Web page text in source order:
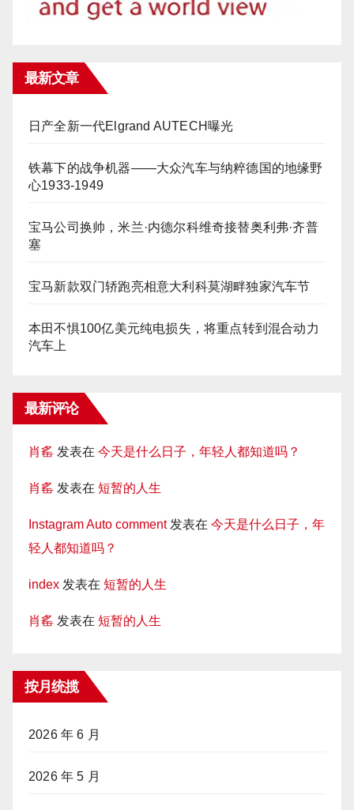
最新文章
日产全新一代Elgrand AUTECH曝光
铁幕下的战争机器——大众汽车与纳粹德国的地缘野
心1933-1949
宝马公司换帅，米兰·内德尔科维奇接替奥利弗·齐普
塞
宝马新款双门轿跑亮相意大利科莫湖畔独家汽车节
本田不惧100亿美元纯电损失，将重点转到混合动力
汽车上
最新评论
肖䍃 发表在 今天是什么日子，年轻人都知道吗？
肖䍃 发表在 短暂的人生
Instagram Auto comment发表在 今天是什么日子，年
轻人都知道吗？
index 发表在 短暂的人生
肖䍃 发表在 短暂的人生
按月统揽
2026 年 6 月
2026 年 5 月